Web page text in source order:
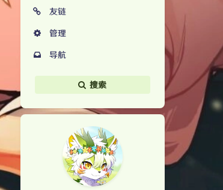
Sans Serif
友链
管理
导航
搜索